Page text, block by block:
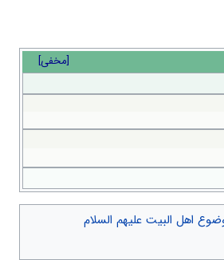
[مخفی]
اهل البیت علیهم السلام